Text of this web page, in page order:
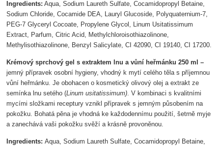
Ingredients: Aqua, Sodium Laureth Sulfate, Cocamidopropyl Betaine,
Sodium Chloride, Cocamide DEA, Lauryl Glucoside, Polyquaternium-7,
PEG-7 Glyceryl Cocoate, Propylene Glycol, Linum Usitatissimum
Extract, Parfum, Citric Acid, Methylchloroisothiazolinone,
Methylisothiazolinone, Benzyl Salicylate, CI 42090, CI 19140, CI 17200.
Krémový sprchový gel s extraktem lnu a vůní heřmánku 250 ml –
jemný přípravek osobní hygieny, vhodný k mytí celého těla s příjemnou
vůní heřmánku. Je obohacen o kosmetický olivový olej a extrakt ze
semínka lnu setého (Linum usitatissimum). V kombinaci s kvalitními
mycími složkami receptury vznikl přípravek s jemným působením na
pokožku. Bohatá pěna je vhodná ke každodennímu použití, šetrně myje
a zanechává vaši pokožku svěží a krásně provoněnou.
Ingredients: Aqua, Sodium Laureth Sulfate, Cocamidopropyl Betaine,